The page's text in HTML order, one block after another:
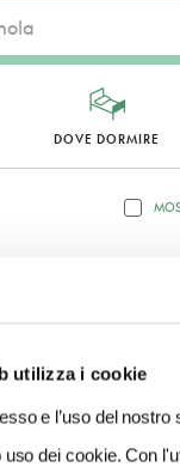
utilizza i cookie
e l’uso del nostro
dei cookie. Con
DOVE DORMIRE